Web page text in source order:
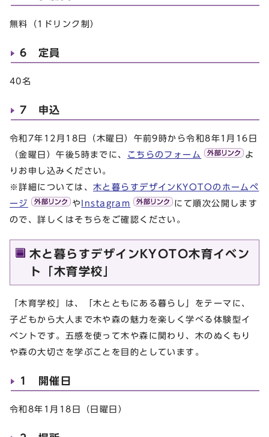
無料（1ドリンク制）
6 定員
40名
7 申込
令和7年12月18日（木曜日）午前9時から令和8年1月16日
（金曜日）午後5時までに、
こちらのフォーム
よ
りお申し込みください。
※詳細については、 木と暮らすデザインKYOTOのホームペ
ージ
や Instagram
にて順次公開します
ので、詳しくはそちらをご確認ください。
木と暮らすデザインKYOTO木育イベン
ト「木育学校」
「木育学校」は、「木とともにある暮らし」をテーマに、
子どもから大人まで木や森の魅力を楽しく学べる体験型イ
ベントです。五感を使って木や森に関わり、木のぬくもり
や森の大切さを学ぶことを目的としています。
1 開催日
令和8年1月18日（日曜日）